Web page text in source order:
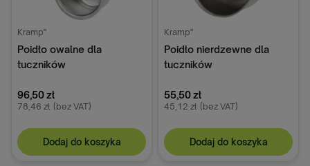
Kramp"
Poidło owalne dla
tuczników
96,50 zł
78,46 zł (bez VAT)
Dodaj do koszyka
Kramp"
Poidło nierdzewne dla
tuczników
55,50 zł
45,12 zł (bez VAT)
Dodaj do koszyka